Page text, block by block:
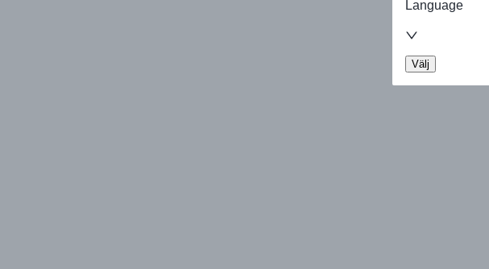
Language
Välj